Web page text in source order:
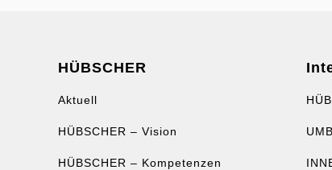
HÜBSCHER
Aktuell
HÜBSCHER – Vision
HÜBSCHER – Kompetenzen